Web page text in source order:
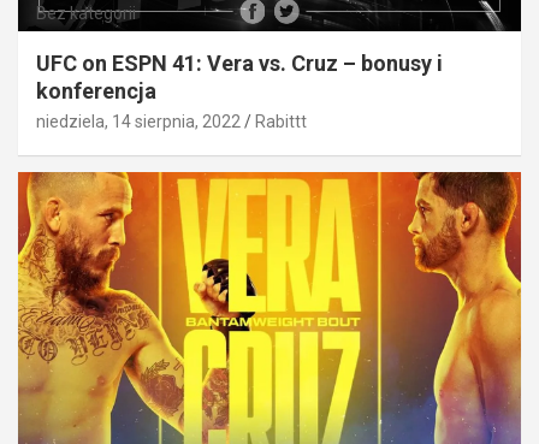
Bez kategorii
UFC on ESPN 41: Vera vs. Cruz – bonusy i
konferencja
niedziela, 14 sierpnia, 2022 Rabittt